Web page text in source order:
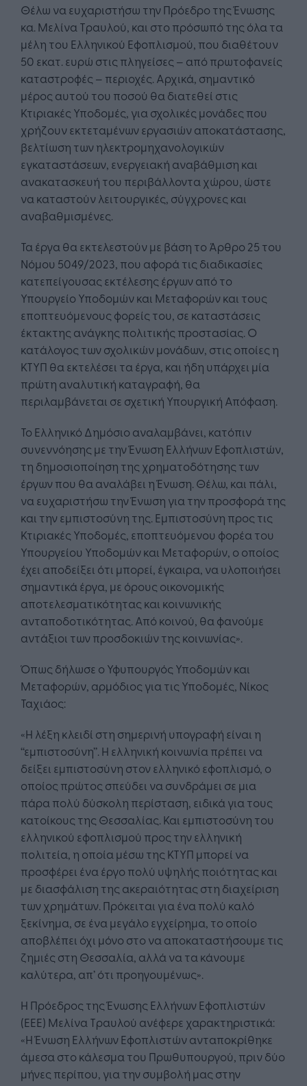
Θέλω να ευχαριστήσω την Πρόεδρο της Ένωσης
κα. Μελίνα Τραυλού, και στο πρόσωπό της όλα τα
μέλη του Ελληνικού Εφοπλισμού, που διαθέτουν
50 εκατ. ευρώ στις πληγείσες – από πρωτοφανείς
καταστροφές – περιοχές. Αρχικά, σημαντικό
μέρος αυτού του ποσού θα διατεθεί στις
Κτιριακές Υποδομές, για σχολικές μονάδες που
χρήζουν εκτεταμένων εργασιών αποκατάστασης,
βελτίωση των ηλεκτρομηχανολογικών
εγκαταστάσεων, ενεργειακή αναβάθμιση και
ανακατασκευή του περιβάλλοντα χώρου, ώστε
να καταστούν λειτουργικές, σύγχρονες και
αναβαθμισμένες.
Τα έργα θα εκτελεστούν με βάση το Άρθρο 25 του
Νόμου 5049/2023, που αφορά τις διαδικασίες
κατεπείγουσας εκτέλεσης έργων από το
Υπουργείο Υποδομών και Μεταφορών και τους
εποπτευόμενους φορείς του, σε καταστάσεις
έκτακτης ανάγκης πολιτικής προστασίας. Ο
κατάλογος των σχολικών μονάδων, στις οποίες η
ΚΤΥΠ θα εκτελέσει τα έργα, και ήδη υπάρχει μία
πρώτη αναλυτική καταγραφή, θα
περιλαμβάνεται σε σχετική Υπουργική Απόφαση.
Το Ελληνικό Δημόσιο αναλαμβάνει, κατόπιν
συνεννόησης με την Ένωση Ελλήνων Εφοπλιστών,
τη δημοσιοποίηση της χρηματοδότησης των
έργων που θα αναλάβει η Ένωση. Θέλω, και πάλι,
να ευχαριστήσω την Ένωση για την προσφορά της
και την εμπιστοσύνη της. Εμπιστοσύνη προς τις
Κτιριακές Υποδομές, εποπτευόμενου φορέα του
Υπουργείου Υποδομών και Μεταφορών, ο οποίος
έχει αποδείξει ότι μπορεί, έγκαιρα, να υλοποιήσει
σημαντικά έργα, με όρους οικονομικής
αποτελεσματικότητας και κοινωνικής
ανταποδοτικότητας. Από κοινού, θα φανούμε
αντάξιοι των προσδοκιών της κοινωνίας».
Όπως δήλωσε ο Υφυπουργός Υποδομών και
Μεταφορών, αρμόδιος για τις Υποδομές, Νίκος
Ταχιάος:
«Η λέξη κλειδί στη σημερινή υπογραφή είναι η
‘‘εμπιστοσύνη’’. Η ελληνική κοινωνία πρέπει να
δείξει εμπιστοσύνη στον ελληνικό εφοπλισμό, ο
οποίος πρώτος σπεύδει να συνδράμει σε μια
πάρα πολύ δύσκολη περίσταση, ειδικά για τους
κατοίκους της Θεσσαλίας. Και εμπιστοσύνη του
ελληνικού εφοπλισμού προς την ελληνική
πολιτεία, η οποία μέσω της ΚΤΥΠ μπορεί να
προσφέρει ένα έργο πολύ υψηλής ποιότητας και
με διασφάλιση της ακεραιότητας στη διαχείριση
των χρημάτων. Πρόκειται για ένα πολύ καλό
ξεκίνημα, σε ένα μεγάλο εγχείρημα, το οποίο
αποβλέπει όχι μόνο στο να αποκαταστήσουμε τις
ζημιές στη Θεσσαλία, αλλά να τα κάνουμε
καλύτερα, απ’ ότι προηγουμένως».
Η Πρόεδρος της Ένωσης Ελλήνων Εφοπλιστών
(ΕΕΕ) Μελίνα Τραυλού ανέφερε χαρακτηριστικά:
«Η Ένωση Ελλήνων Εφοπλιστών ανταποκρίθηκε
άμεσα στο κάλεσμα του Πρωθυπουργού, πριν δύο
μήνες περίπου, για την συμβολή μας στην